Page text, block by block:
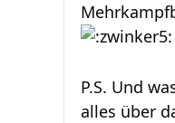
P.S. Und
alles über